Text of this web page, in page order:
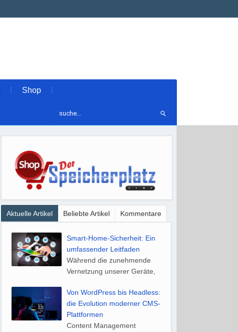
Shop
Aktuelle Artikel Beliebte Artikel Kommentare
Smart-Home-Sicherheit: Ein
umfassender Leitfaden
Während die zunehmende
Vernetzung unserer Geräte,
Von WordPress bis Headless:
die Evolution moderner CMS-
Plattformen
Content Management